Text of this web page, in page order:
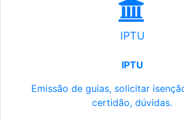
IPTU
IPTU
Emissão de guias, solicitar
certidão, dúvidas.